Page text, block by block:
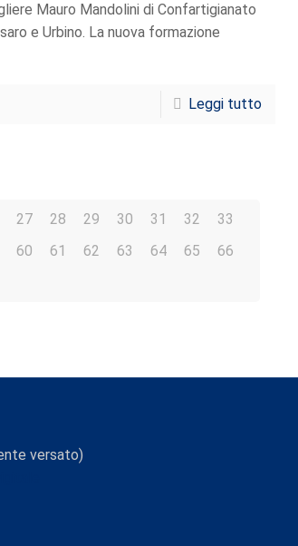
Mauro Mandolini di Confartigianato
e Urbino. La nuova formazione
Leggi tutto
27 28 29 30 31 32
33
60 61 62 63 64 65
66
versato)